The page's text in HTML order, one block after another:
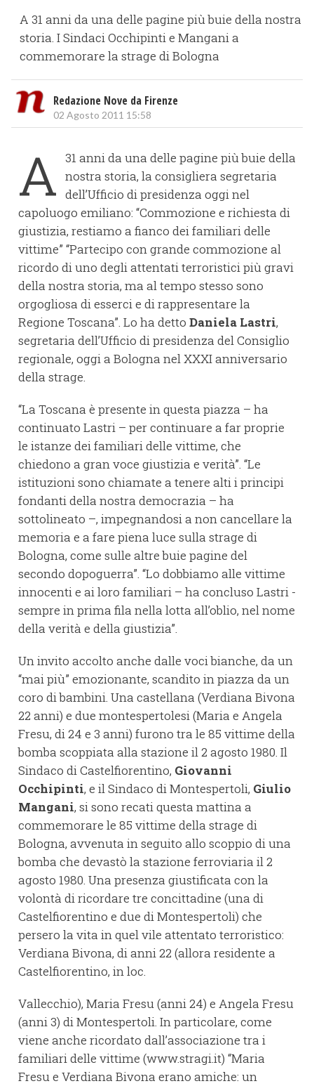
A 31 anni da una delle pagine più buie della nostra
storia. I Sindaci Occhipinti e Mangani a
commemorare la strage di Bologna
Redazione Nove da Firenze
02 Agosto 2011 15:58
A 31 anni da una delle pagine più buie della
nostra storia, la consigliera segretaria
dell’Ufficio di presidenza oggi nel
capoluogo emiliano: “Commozione e richiesta di
giustizia, restiamo a fianco dei familiari delle
vittime” “Partecipo con grande commozione al
ricordo di uno degli attentati terroristici più gravi
della nostra storia, ma al tempo stesso sono
orgogliosa di esserci e di rappresentare la
Regione Toscana”. Lo ha detto Daniela Lastri,
segretaria dell’Ufficio di presidenza del Consiglio
regionale, oggi a Bologna nel XXXI anniversario
della strage.
“La Toscana è presente in questa piazza – ha
continuato Lastri – per continuare a far proprie
le istanze dei familiari delle vittime, che
chiedono a gran voce giustizia e verità”. “Le
istituzioni sono chiamate a tenere alti i principi
fondanti della nostra democrazia – ha
sottolineato –, impegnandosi a non cancellare la
memoria e a fare piena luce sulla strage di
Bologna, come sulle altre buie pagine del
secondo dopoguerra”. “Lo dobbiamo alle vittime
innocenti e ai loro familiari – ha concluso Lastri -
sempre in prima fila nella lotta all’oblio, nel nome
della verità e della giustizia”.
Un invito accolto anche dalle voci bianche, da un
“mai più” emozionante, scandito in piazza da un
coro di bambini. Una castellana (Verdiana Bivona
22 anni) e due montespertolesi (Maria e Angela
Fresu, di 24 e 3 anni) furono tra le 85 vittime della
bomba scoppiata alla stazione il 2 agosto 1980. Il
Sindaco di Castelfiorentino, Giovanni
Occhipinti, e il Sindaco di Montespertoli, Giulio
Mangani, si sono recati questa mattina a
commemorare le 85 vittime della strage di
Bologna, avvenuta in seguito allo scoppio di una
bomba che devastò la stazione ferroviaria il 2
agosto 1980. Una presenza giustificata con la
volontà di ricordare tre concittadine (una di
Castelfiorentino e due di Montespertoli) che
persero la vita in quel vile attentato terroristico:
Verdiana Bivona, di anni 22 (allora residente a
Castelfiorentino, in loc.
Vallecchio), Maria Fresu (anni 24) e Angela Fresu
(anni 3) di Montespertoli. In particolare, come
viene anche ricordato dall’associazione tra i
familiari delle vittime (www.stragi.it) “Maria
Fresu e Verdiana Bivona erano amiche: un